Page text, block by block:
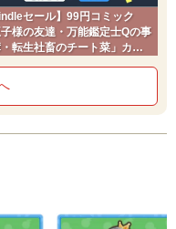
セール】99円コミック
子様の友達・万能鑑定士Qの事
転生社畜のチート菜」カド